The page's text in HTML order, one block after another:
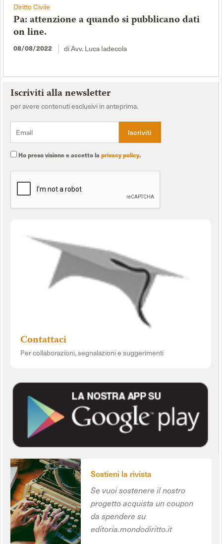
Diritto Civile
Pa: attenzione a quando si pubblicano dati
on line.
08/08/2022 di Avv. Luca Iadecola
Iscriviti alla newsletter
per avere contenuti esclusivi in anteprima.
Ho preso visione e accetto la privacy policy.
Contattaci
Per collaborazioni, segnalazioni e suggerimenti
Sostieni la rivista
Se vuoi sostenere il nostro
progetto acquista un coupon
da spendere su
editoria.mondodiritto.it